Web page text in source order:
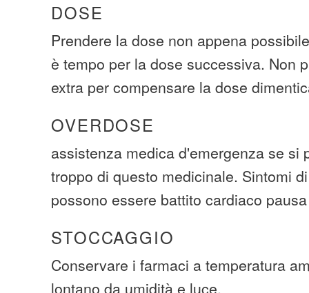
DOSE
Prendere la dose non appena
è tempo per la dose successiva. Non
extra per compensare la dose
OVERDOSE
assistenza medica d'emergenza se si
troppo di questo medicinale. Sintomi
possono essere battito cardiaco
STOCCAGGIO
Conservare i farmaci a temperatura
lontano da umidità e luce.